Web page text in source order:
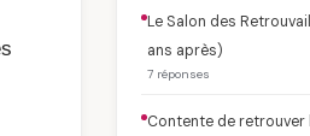
Le Salon des
ans après)
7 réponses
Contente de retrouver